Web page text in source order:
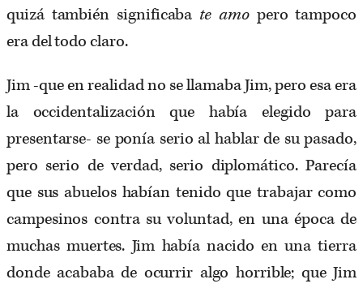
quizá también significaba te amopero tampoco
era del todo claro.
Jim -que en realidad no se llamaba Jim, pero esa era
la occidentalización que había elegido para
presentarse- se ponía serio al hablar de su pasado,
pero serio de verdad, serio diplomático. Parecía
que sus abuelos habían tenido que trabajar como
campesinos contra su voluntad, en una época de
muchas muertes. Jim había nacido en una tierra
donde acababa de ocurrir algo horrible; que Jim